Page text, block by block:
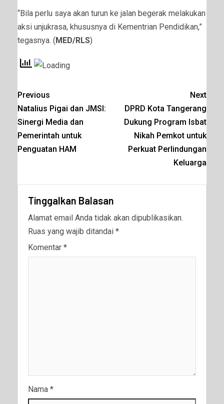
“Bila perlu saya akan turun ke jalan begerak melakukan
aksi unjukrasa, khususnya di Kementrian Pendidikan,”
tegasnya. ( MED/RLS)
Previous
Natalius Pigai dan JMSI:
Sinergi Media dan
Pemerintah untuk
Penguatan HAM
Next
DPRD Kota Tangerang
Dukung Program Isbat
Nikah Pemkot untuk
Perkuat Perlindungan
Keluarga
Tinggalkan Balasan
Alamat email Anda tidak akan dipublikasikan.
Ruas yang wajib ditandai *
Komentar *
Nama *